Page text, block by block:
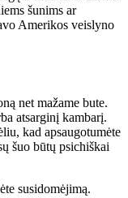
šunims ar
Amerikos veislyno
net mažame bute.
atsarginį kambarį.
kad apsaugotumėte
šuo būtų psichiškai
susidomėjimą.